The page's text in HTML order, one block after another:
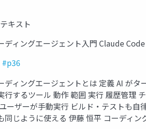
キスト
ディングエージェント入門 Claude
#p36
ディングエージェントとは 定義 AI が
行するツール 動作 範囲 実行 履歴管理
ーザーが手動実行 ビルド・テストも自
同じように使える 伊藤 恒平 コーディ